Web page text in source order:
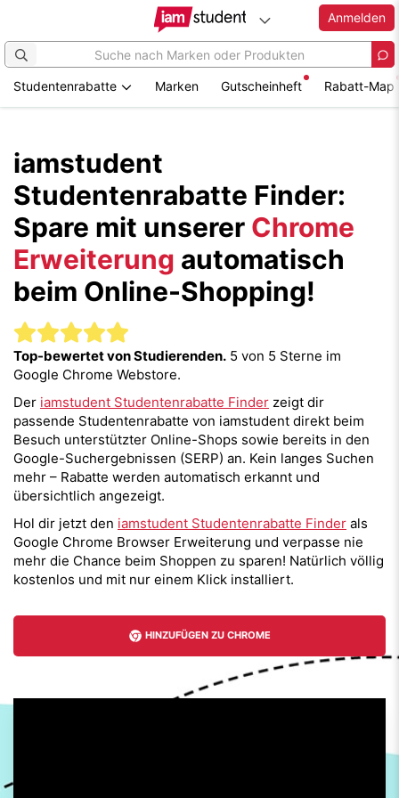
springen
Anmelden
Studentenrabatte Marken Gutscheinheft Rabatt-Map
iamstudent
Studentenrabatte Finder:
Spare mit unserer Chrome
Erweiterung automatisch
beim Online-Shopping!
Top-bewertet von Studierenden. 5 von 5 Sterne im
Google Chrome Webstore.
Der iamstudent Studentenrabatte Finder zeigt dir
passende Studentenrabatte von iamstudent direkt beim
Besuch unterstützter Online-Shops sowie bereits in den
Google-Suchergebnissen (SERP) an. Kein langes Suchen
mehr – Rabatte werden automatisch erkannt und
übersichtlich angezeigt.
Hol dir jetzt den iamstudent Studentenrabatte Finder als
Google Chrome Browser Erweiterung und verpasse nie
mehr die Chance beim Shoppen zu sparen! Natürlich völlig
kostenlos und mit nur einem Klick installiert.
HINZUFÜGEN ZU CHROME